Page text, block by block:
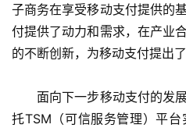
子商务在享受移动支付提供的
付提供了动力和需求，在产业
的不断创新，为移动支付提出了
面向下一步移动支付的发展
托TSM（可信服务管理）平